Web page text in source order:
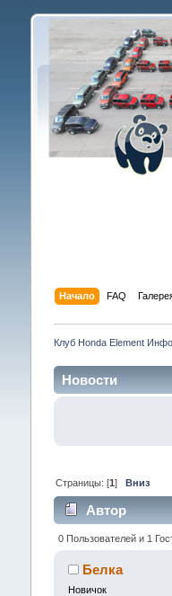
Начало FAQ
Клуб Honda Element
Новости
Страницы: [1] Вниз
Автор
0 Пользователей и 1
Белка
Новичок